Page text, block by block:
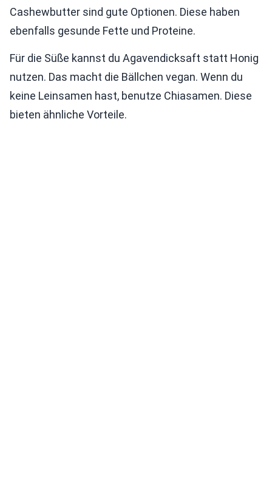
Cashewbutter sind gute Optionen. Diese haben
ebenfalls gesunde Fette und Proteine.
Für die Süße kannst du Agavendicksaft statt Honig
nutzen. Das macht die Bällchen vegan. Wenn du
keine Leinsamen hast, benutze Chiasamen. Diese
bieten ähnliche Vorteile.